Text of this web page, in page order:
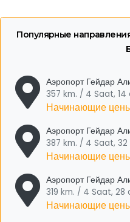
Популярные
Аэропорт Гейдар
357 km. / 4 Saat, 14
Начинающие
Аэропорт Гейдар
387 km. / 4 Saat, 32
Начинающие
Аэропорт Гейдар
319 km. / 4 Saat, 28
Начинающие